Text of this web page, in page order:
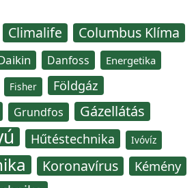
Climalife Columbus Klíma
Danfoss Energetika
Fisher Földgáz
Grundfos Gázellátás
Hűtéstechnika Ivóvíz
Koronavírus Kémény